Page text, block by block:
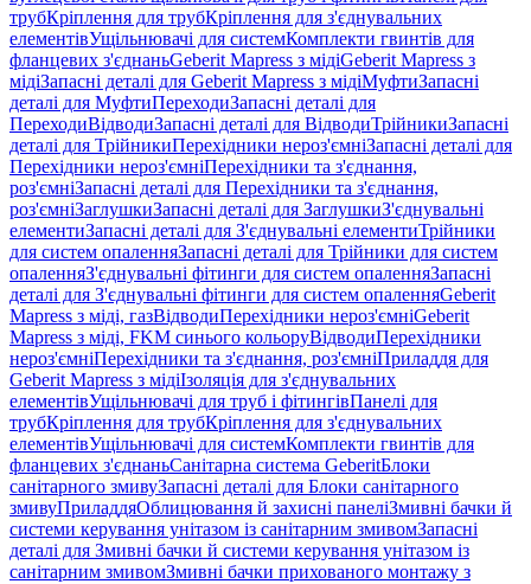
трубКріплення для трубКріплення для з'єднувальних
елементівУщільнювачі для системКомплекти гвинтів для
фланцевих з'єднаньGeberit Mapress з мідіGeberit Mapress з
мідіЗапасні деталі для Geberit Mapress з мідіМуфтиЗапасні
деталі для МуфтиПереходиЗапасні деталі для
ПереходиВідводиЗапасні деталі для ВідводиТрійникиЗапасні
деталі для ТрійникиПерехідники нероз'ємніЗапасні деталі для
Перехідники нероз'ємніПерехідники та з'єднання,
роз'ємніЗапасні деталі для Перехідники та з'єднання,
роз'ємніЗаглушкиЗапасні деталі для ЗаглушкиЗ'єднувальні
елементиЗапасні деталі для З'єднувальні елементиТрійники
для систем опаленняЗапасні деталі для Трійники для систем
опаленняЗ'єднувальні фітинги для систем опаленняЗапасні
деталі для З'єднувальні фітинги для систем опаленняGeberit
Mapress з міді, газВідводиПерехідники нероз'ємніGeberit
Mapress з міді, FKM синього кольоруВідводиПерехідники
нероз'ємніПерехідники та з'єднання, роз'ємніПриладдя для
Geberit Mapress з мідіІзоляція для з'єднувальних
елементівУщільнювачі для труб і фітингівПанелі для
трубКріплення для трубКріплення для з'єднувальних
елементівУщільнювачі для системКомплекти гвинтів для
фланцевих з'єднаньСанітарна система GeberitБлоки
санітарного змивуЗапасні деталі для Блоки санітарного
змивуПриладдяОблицювання й захисні панеліЗмивні бачки й
системи керування унітазом із санітарним змивомЗапасні
деталі для Змивні бачки й системи керування унітазом із
санітарним змивомЗмивні бачки прихованого монтажу з